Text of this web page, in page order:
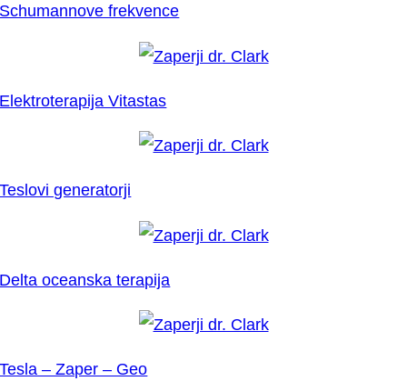
Schumannove frekvence
Elektroterapija Vitastas
Teslovi generatorji
Delta oceanska terapija
Tesla – Zaper – Geo